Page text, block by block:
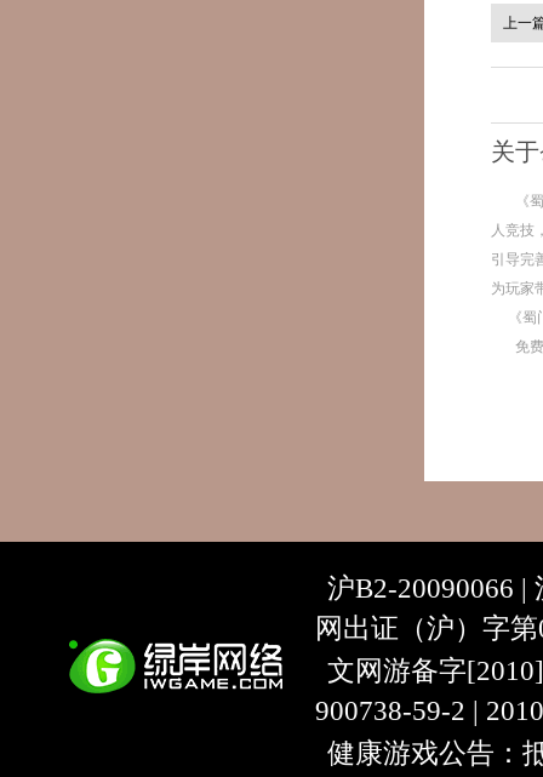
上一
关
《
人竞技
引导完
为玩家
《
免
沪B2-20090066 |
网出证（沪）字
文网游备字
900738-59-2 |
健康游戏公告：